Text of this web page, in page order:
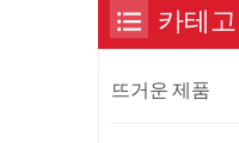
카테
뜨거운 제품